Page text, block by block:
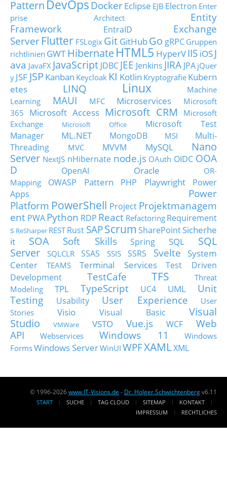
Pattern DevOps DockerEclipse EJB Electron Enter
prise Architect
Entity
Framework
EntraID
Exchange
Server Flutter FSLogix Git GitHubGo gRPC Gruppen
richtlinien GWT HibernateHTML5 HyperVIIS iOSJ
ava JavaFX JavaScript JDBC JEE Jenkins JIRA JPA jQuer
y JSF JSP Kanban Keycloak KI Kotlin Kryptografie Kubern
etes
LINQ Linux
Machine
Learning
MAUI MFC Microservices
Microsoft
365
Microsoft Access Microsoft CRM
Microsoft
Exchange
Microsoft Office
Microsoft Test
Manager
ML.NET MongoDB MSI
Multi-
Threading
MVC MVVM MySQL
Nano
Server NextJS nHibernate node.js OAuth OIDC OOA
D
OpenAI Oracle
OR-
Mapping
OWASP Pattern PHP Playwright
Power
Apps
Power
Platform PowerShell Project Projektmanagem
ent PWA Python RDP React Refactoring Requirement
s ReSharper RESTRust SAPScrum SharePointSicherhe
it
SOA Soft Skills Spring SQL
SQL
Server
SQLCLR SSAS SSIS SSRS Svelte
System
Center
TEAMS Terminal Services
Test Driven
Development
TestCafe TFS
Threat
Modeling
TPL TypeScript UC4 UML
Unit
Testing
Usability User Experience
User
Stories
Visio Visual Basic
Visual
Studio
VMWare VSTO Vue.js WCF
Web
API
Webservices Windows 11
Windows
FormsWindows ServerWinUI WPFXAMLXML
© 1996-2026www.IT-Visions.de - Dr. Holger Schwichtenbergv6.11
START SUCHE TAG CLOUD SITEMAP
KONTAKT
IMPRESSUM
RECHTLICHES